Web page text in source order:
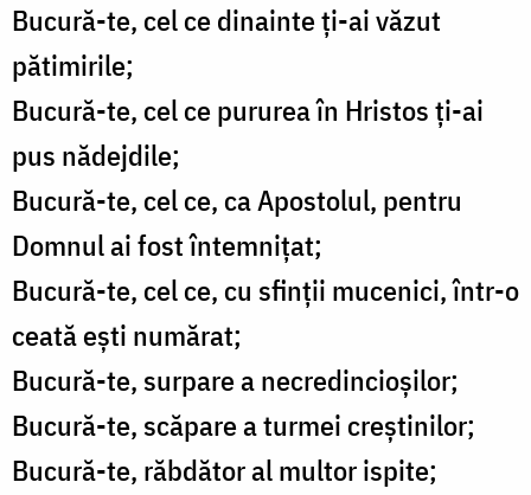
Bucură-te, cel ce dinainte ți-ai văzut
pătimirile;
Bucură-te, cel ce pururea în Hristos ți-ai
pus nădejdile;
Bucură-te, cel ce, ca Apostolul, pentru
Domnul ai fost întemnițat;
Bucură-te, cel ce, cu sfinții mucenici, într-o
ceată ești numărat;
Bucură-te, surpare a necredincioșilor;
Bucură-te, scăpare a turmei creștinilor;
Bucură-te, răbdător al multor ispite;